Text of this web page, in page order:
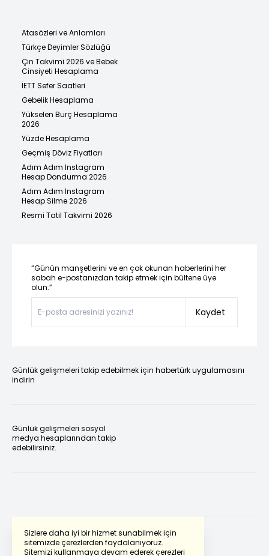
Sizlere daha iyi bir hizmet sunabilmek için
sitemizde çerezlerden faydalanıyoruz.
Sitemizi kullanmaya devam ederek çerezleri
Atasözleri ve Anlamları
Türkçe Deyimler Sözlüğü
Çin Takvimi 2026 ve Bebek
Cinsiyeti Hesaplama
İETT Sefer Saatleri
Gebelik Hesaplama
Yükselen Burç Hesaplama
2026
Yüzde Hesaplama
Geçmiş Döviz Fiyatları
Adım Adım Instagram
Hesap Dondurma 2026
Adım Adım Instagram
Hesap Silme 2026
Resmi Tatil Takvimi 2026
“Günün manşetlerini ve en çok okunan haberlerini her
sabah e-postanızdan takip etmek için bültene üye
olun.”
Kaydet
Günlük gelişmeleri takip edebilmek için habertürk uygulamasını
indirin
Günlük gelişmeleri sosyal
medya hesaplarından takip
edebilirsiniz.